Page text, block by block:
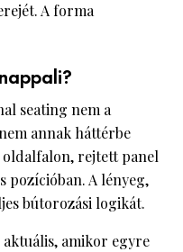
A forma
seating nem a
annak háttérbe
oldalfalon, rejtett panel
pozícióban. A lényeg,
bútorozási logikát.
aktuális, amikor egyre